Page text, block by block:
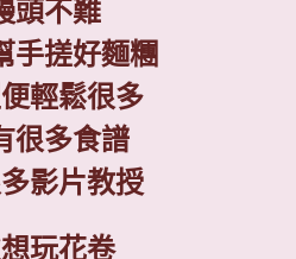
頭不難
手搓好麵糰
輕鬆很多
很多食譜
影片教授
玩花卷